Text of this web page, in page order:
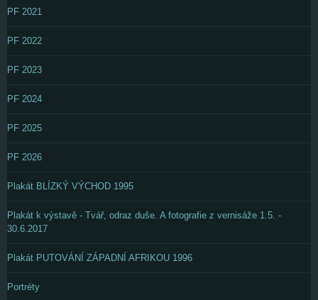
PF 2021
PF 2022
PF 2023
PF 2024
PF 2025
PF 2026
Plakát BLÍZKÝ VÝCHOD 1995
Plakát k výstavě - Tvář, odraz duše. A fotografie z vernisáže 1.5. -
30.6.2017
Plakát PUTOVÁNÍ ZÁPADNÍ AFRIKOU 1996
Portréty